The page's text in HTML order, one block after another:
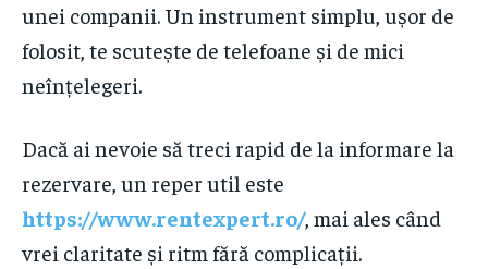
unei companii. Un instrument simplu, ușor de
folosit, te scutește de telefoane și de mici
neînțelegeri.
Dacă ai nevoie să treci rapid de la informare la
rezervare, un reper util este
https://www.rentexpert.ro/, mai ales când
vrei claritate și ritm fără complicații.